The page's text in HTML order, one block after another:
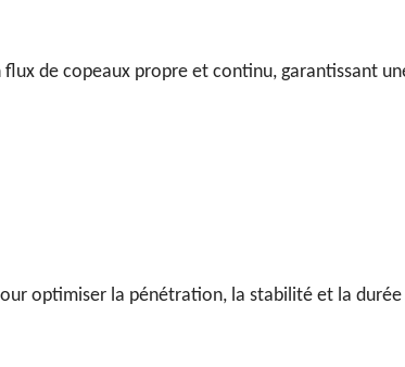
de copeaux propre et continu, garantissant
optimiser la pénétration, la stabilité et la